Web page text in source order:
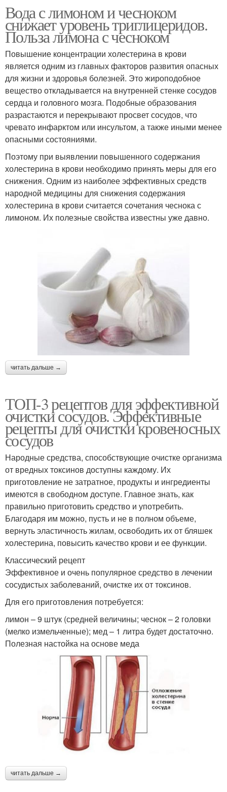
Вода с лимоном и чесноком
снижает уровень триглицеридов.
Польза лимона с чесноком
Повышение концентрации холестерина в крови
является одним из главных факторов развития опасных
для жизни и здоровья болезней. Это жироподобное
вещество откладывается на внутренней стенке сосудов
сердца и головного мозга. Подобные образования
разрастаются и перекрывают просвет сосудов, что
чревато инфарктом или инсультом, а также иными менее
опасными состояниями.
Поэтому при выявлении повышенного содержания
холестерина в крови необходимо принять меры для его
снижения. Одним из наиболее эффективных средств
народной медицины для снижения содержания
холестерина в крови считается сочетания чеснока с
лимоном. Их полезные свойства известны уже давно.
читать дальше →
ТОП-3 рецептов для эффективной
очистки сосудов. Эффективные
рецепты для очистки кровеносных
сосудов
Народные средства, способствующие очистке организма
от вредных токсинов доступны каждому. Их
приготовление не затратное, продукты и ингредиенты
имеются в свободном доступе. Главное знать, как
правильно приготовить средство и употребить.
Благодаря им можно, пусть и не в полном объеме,
вернуть эластичность жилам, освободить их от бляшек
холестерина, повысить качество крови и ее функции.
Классический рецепт
Эффективное и очень популярное средство в лечении
сосудистых заболеваний, очистке их от токсинов.
Для его приготовления потребуется:
лимон – 9 штук (средней величины; чеснок – 2 головки
(мелко измельченные); мед – 1 литра будет достаточно.
Полезная настойка на основе меда
читать дальше →